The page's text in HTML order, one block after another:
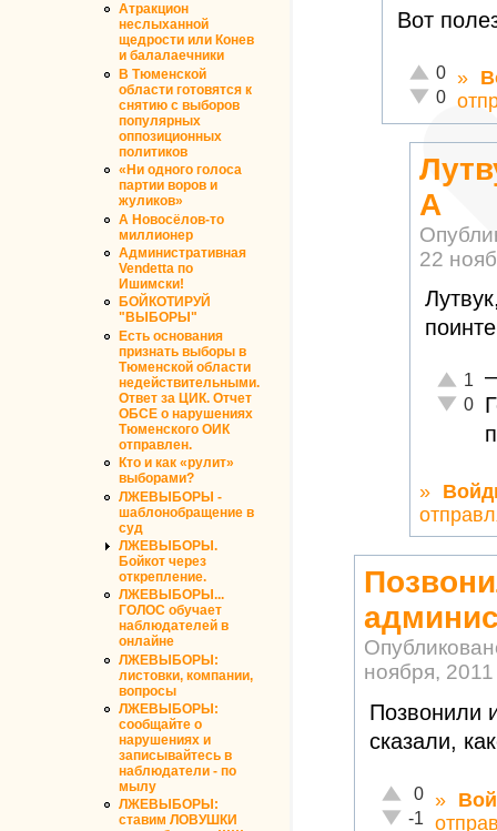
Атракцион
неслыханной
щедрости или Конев
и балалаечники
В Тюменской
области готовятся к
снятию с выборов
популярных
оппозиционных
политиков
«Ни одного голоса
партии воров и
жуликов»
А Новосёлов-то
миллионер
Административная
Vendetta по
Ишимски!
БОЙКОТИРУЙ
"ВЫБОРЫ"
Есть основания
признать выборы в
Тюменской области
недействительными.
Ответ за ЦИК. Отчет
ОБСЕ о нарушениях
Тюменского ОИК
отправлен.
Кто и как «рулит»
выборами?
ЛЖЕВЫБОРЫ -
шаблонобращение в
суд
ЛЖЕВЫБОРЫ.
Бойкот через
открепление.
ЛЖЕВЫБОРЫ...
ГОЛОС обучает
наблюдателей в
онлайне
ЛЖЕВЫБОРЫ:
листовки, компании,
вопросы
ЛЖЕВЫБОРЫ:
сообщайте о
нарушениях и
записывайтесь в
наблюдатели - по
мылу
ЛЖЕВЫБОРЫ:
ставим ЛОВУШКИ
Вот
Отлично!
0
0
»
А
22
1
0
»
ноября,
Позвонили
сказали,
Отлично!
0
Неадекватно!
-1
»